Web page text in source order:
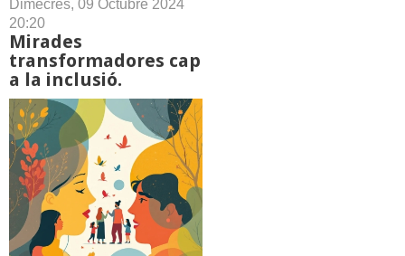
20:20
Mirades
transformadores cap
a la inclusió.